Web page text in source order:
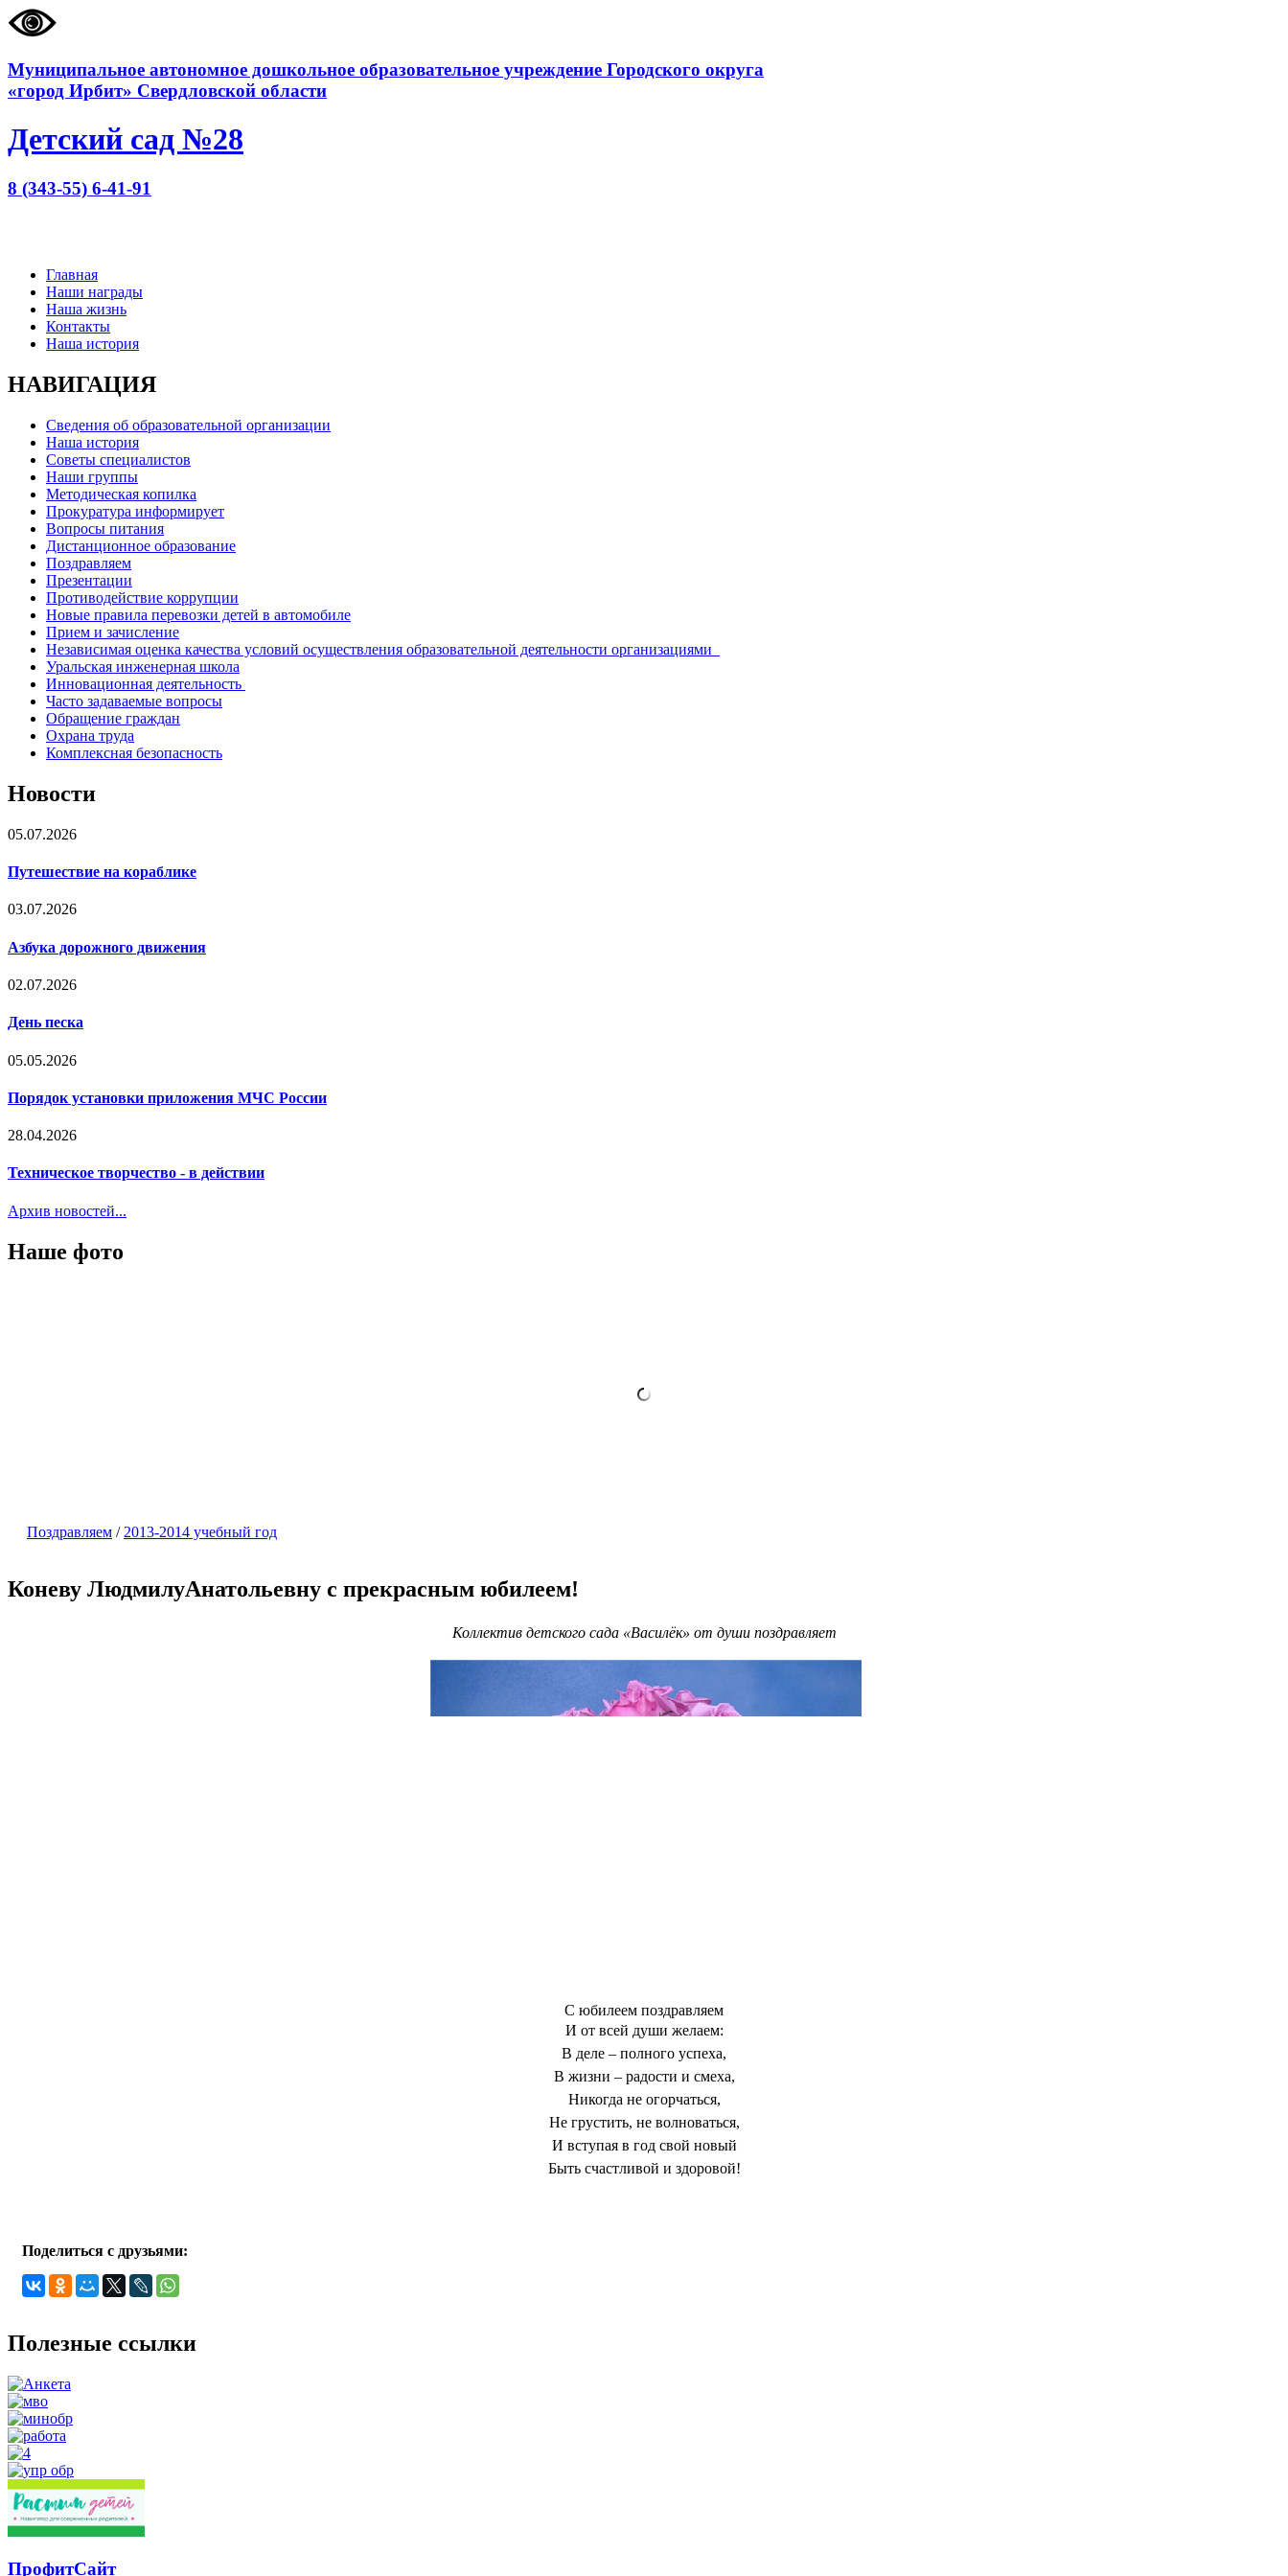
Муниципальное автономное дошкольное образовательное учреждение Городского округа
«город Ирбит» Свердловской области
Детский сад №28
8 (343-55) 6-41-91
Главная
Наши награды
Наша жизнь
Контакты
Наша история
НАВИГАЦИЯ
Сведения об образовательной организации
Наша история
Советы специалистов
Наши группы
Методическая копилка
Прокуратура информирует
Вопросы питания
Дистанционное образование
Поздравляем
Презентации
Противодействие коррупции
Новые правила перевозки детей в автомобиле
Прием и зачисление
Независимая оценка качества условий осуществления образовательной деятельности организациями
Уральская инженерная школа
Инновационная деятельность
Часто задаваемые вопросы
Обращение граждан
Охрана труда
Комплексная безопасность
Новости
05.07.2026
Путешествие на кораблике
03.07.2026
Азбука дорожного движения
02.07.2026
День песка
05.05.2026
Порядок установки приложения МЧС России
28.04.2026
Техническое творчество - в действии
Архив новостей...
Наше фото
Поздравляем / 2013-2014 учебный год
Коневу ЛюдмилуАнатольевну с прекрасным юбилеем!
Коллектив детского сада «Василёк» от души поздравляет
С юбилеем поздравляем
И от всей души желаем:
В деле – полного успеха,
В жизни – радости и смеха,
Никогда не огорчаться,
Не грустить, не волноваться,
И вступая в год свой новый
Быть счастливой и здоровой!
Поделиться с друзьями:
Полезные ссылки
ПрофитСайт